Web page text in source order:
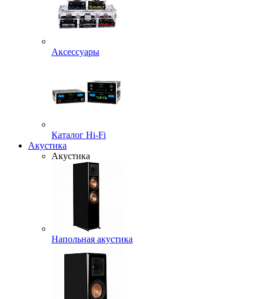
Аксессуары
Каталог Hi-Fi
Акустика
Акустика
Напольная акустика